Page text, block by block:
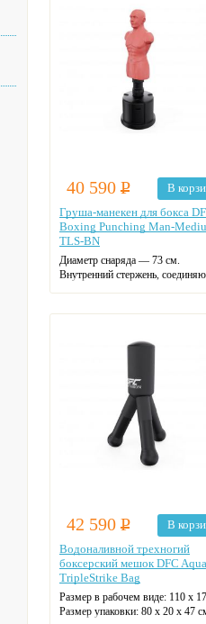
40 590 Р
В
Груша-манекен для бокса
Boxing Punching Man-
TLS-BN
Диаметр снаряда — 73 см.
Внутренний стержень,
делает конструкцию прочной и
Размер талии — 73 см.
42 590 Р
В
Водоналивной трехногий
боксерский мешок DFC
TripleStrike Bag
Размер в рабочем виде: 110 х
Размер упаковки: 80 х 20 х 47